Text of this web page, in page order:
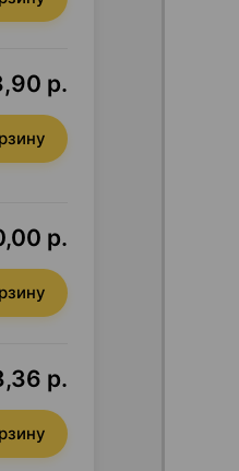
р.
р.
р.